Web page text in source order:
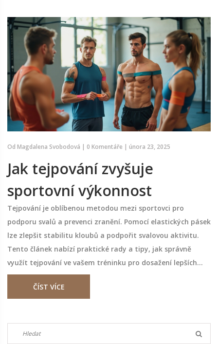
Od Magdalena Svobodová | 0 Komentáře | února 23, 2025
Jak tejpování zvyšuje
sportovní výkonnost
Tejpování je oblíbenou metodou mezi sportovci pro
podporu svalů a prevenci zranění. Pomocí elastických pásek
lze zlepšit stabilitu kloubů a podpořit svalovou aktivitu.
Tento článek nabízí praktické rady a tipy, jak správně
využít tejpování ve vašem tréninku pro dosažení lepších
výsledků na sportovním poli.
ČÍST VÍCE